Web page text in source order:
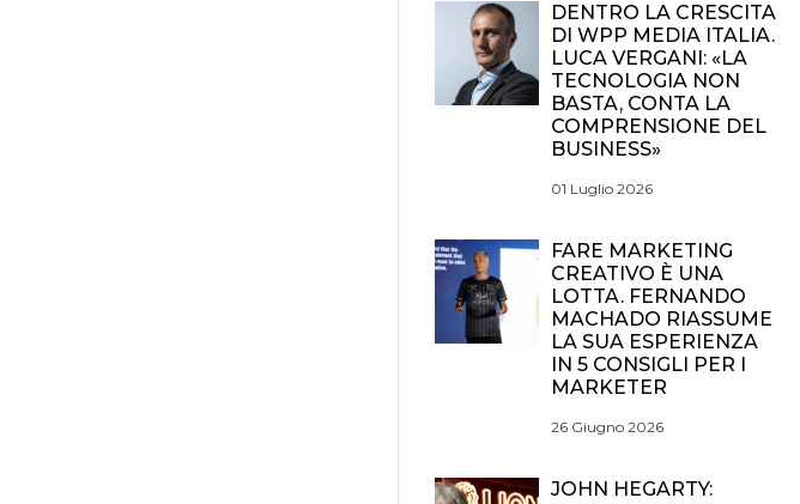
DENTRO LA CRESCITA
DI WPP MEDIA ITALIA.
LUCA VERGANI: «LA
TECNOLOGIA NON
BASTA, CONTA LA
COMPRENSIONE DEL
BUSINESS»
01 Luglio 2026
FARE MARKETING
CREATIVO È UNA
LOTTA. FERNANDO
MACHADO RIASSUME
LA SUA ESPERIENZA
IN 5 CONSIGLI PER I
MARKETER
26 Giugno 2026
JOHN HEGARTY: